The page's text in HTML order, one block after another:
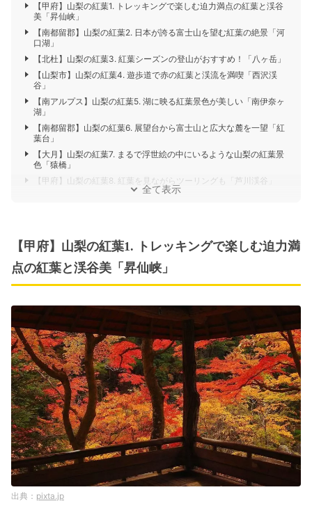
【甲府】山梨の紅葉1. トレッキングで楽しむ迫力満点の紅葉と渓谷
美「昇仙峡」
【南都留郡】山梨の紅葉2. 日本が誇る富士山を望む紅葉の絶景「河
口湖」
【北杜】山梨の紅葉3. 紅葉シーズンの登山がおすすめ！「八ヶ岳」
【山梨市】山梨の紅葉4. 遊歩道で赤の紅葉と渓流を満喫「西沢渓
谷」
【南アルプス】山梨の紅葉5. 湖に映る紅葉景色が美しい「南伊奈ヶ
湖」
【南都留郡】山梨の紅葉6. 展望台から富士山と広大な麓を一望「紅
葉台」
【大月】山梨の紅葉7. まるで浮世絵の中にいるような山梨の紅葉景
色「猿橋」
【甲府】山梨の紅葉8. 紅葉を見ながらツーリングも「芦川渓谷」
全て表示
【甲府】山梨の紅葉1. トレッキングで楽しむ迫力満
点の紅葉と渓谷美「昇仙峡」
pixta.jp